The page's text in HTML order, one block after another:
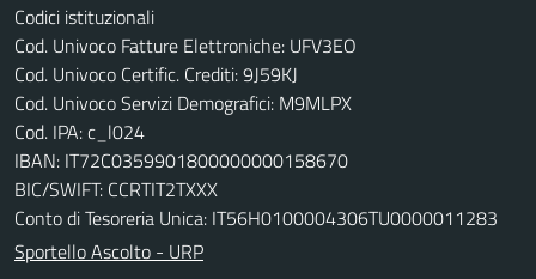
Codici istituzionali
Cod. Univoco Fatture Elettroniche: UFV3EO
Cod. Univoco Certific. Crediti: 9J59KJ
Cod. Univoco Servizi Demografici: M9MLPX
Cod. IPA: c_l024
IBAN: IT72C0359901800000000158670
BIC/SWIFT: CCRTIT2TXXX
Conto di Tesoreria Unica: IT56H0100004306TU0000011283
Sportello Ascolto - URP